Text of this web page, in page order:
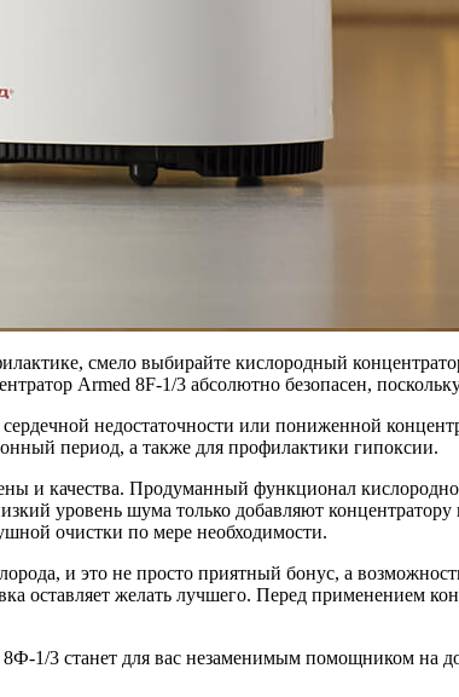
смело выбирайте кислородный
Armed 8F-1/3 абсолютно безопасен,
недостаточности или пониженной
период, а также для профилактики гипоксии.
и качества. Продуманный функционал
уровень шума только добавляют
очистки по мере необходимости.
и это не просто приятный бонус, а
желать лучшего. Перед применением
1/3 станет для вас незаменимым помощником на